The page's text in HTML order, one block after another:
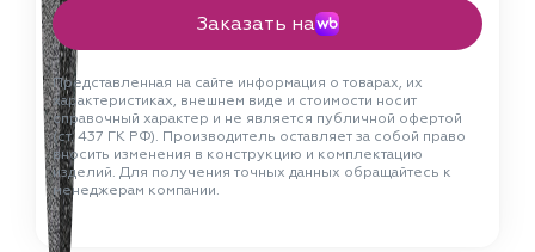
Заказать на
Представленная на сайте информация о товарах, их
характеристиках, внешнем виде и стоимости носит
справочный характер и не является публичной офертой
(ст. 437 ГК РФ). Производитель оставляет за собой право
вносить изменения в конструкцию и комплектацию
изделий. Для получения точных данных обращайтесь к
менеджерам компании.